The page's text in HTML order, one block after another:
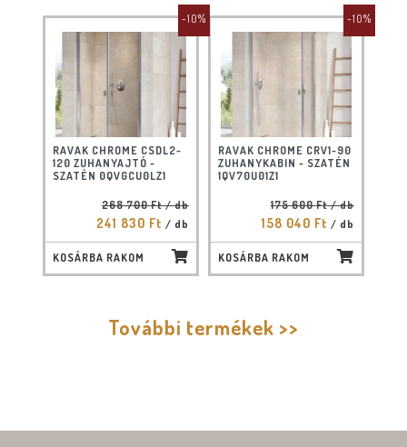
-10%
RAVAK CHROME CSDL2-
120 ZUHANYAJTÓ -
SZATÉN 0QVGCU0LZ1
268 700 Ft/ db
241 830 Ft / db
KOSÁRBA RAKOM
-10%
RAVAK CHROME CRV1-90
ZUHANYKABIN - SZATÉN
1QV70U01Z1
175 600 Ft/ db
158 040 Ft / db
KOSÁRBA RAKOM
További termékek >>